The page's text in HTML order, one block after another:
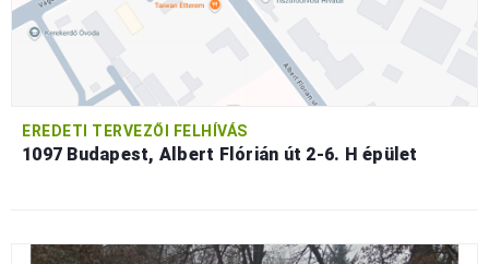
EREDETI TERVEZŐI FELHÍVÁS
1097 Budapest, Albert Flórián út 2-6. H épület